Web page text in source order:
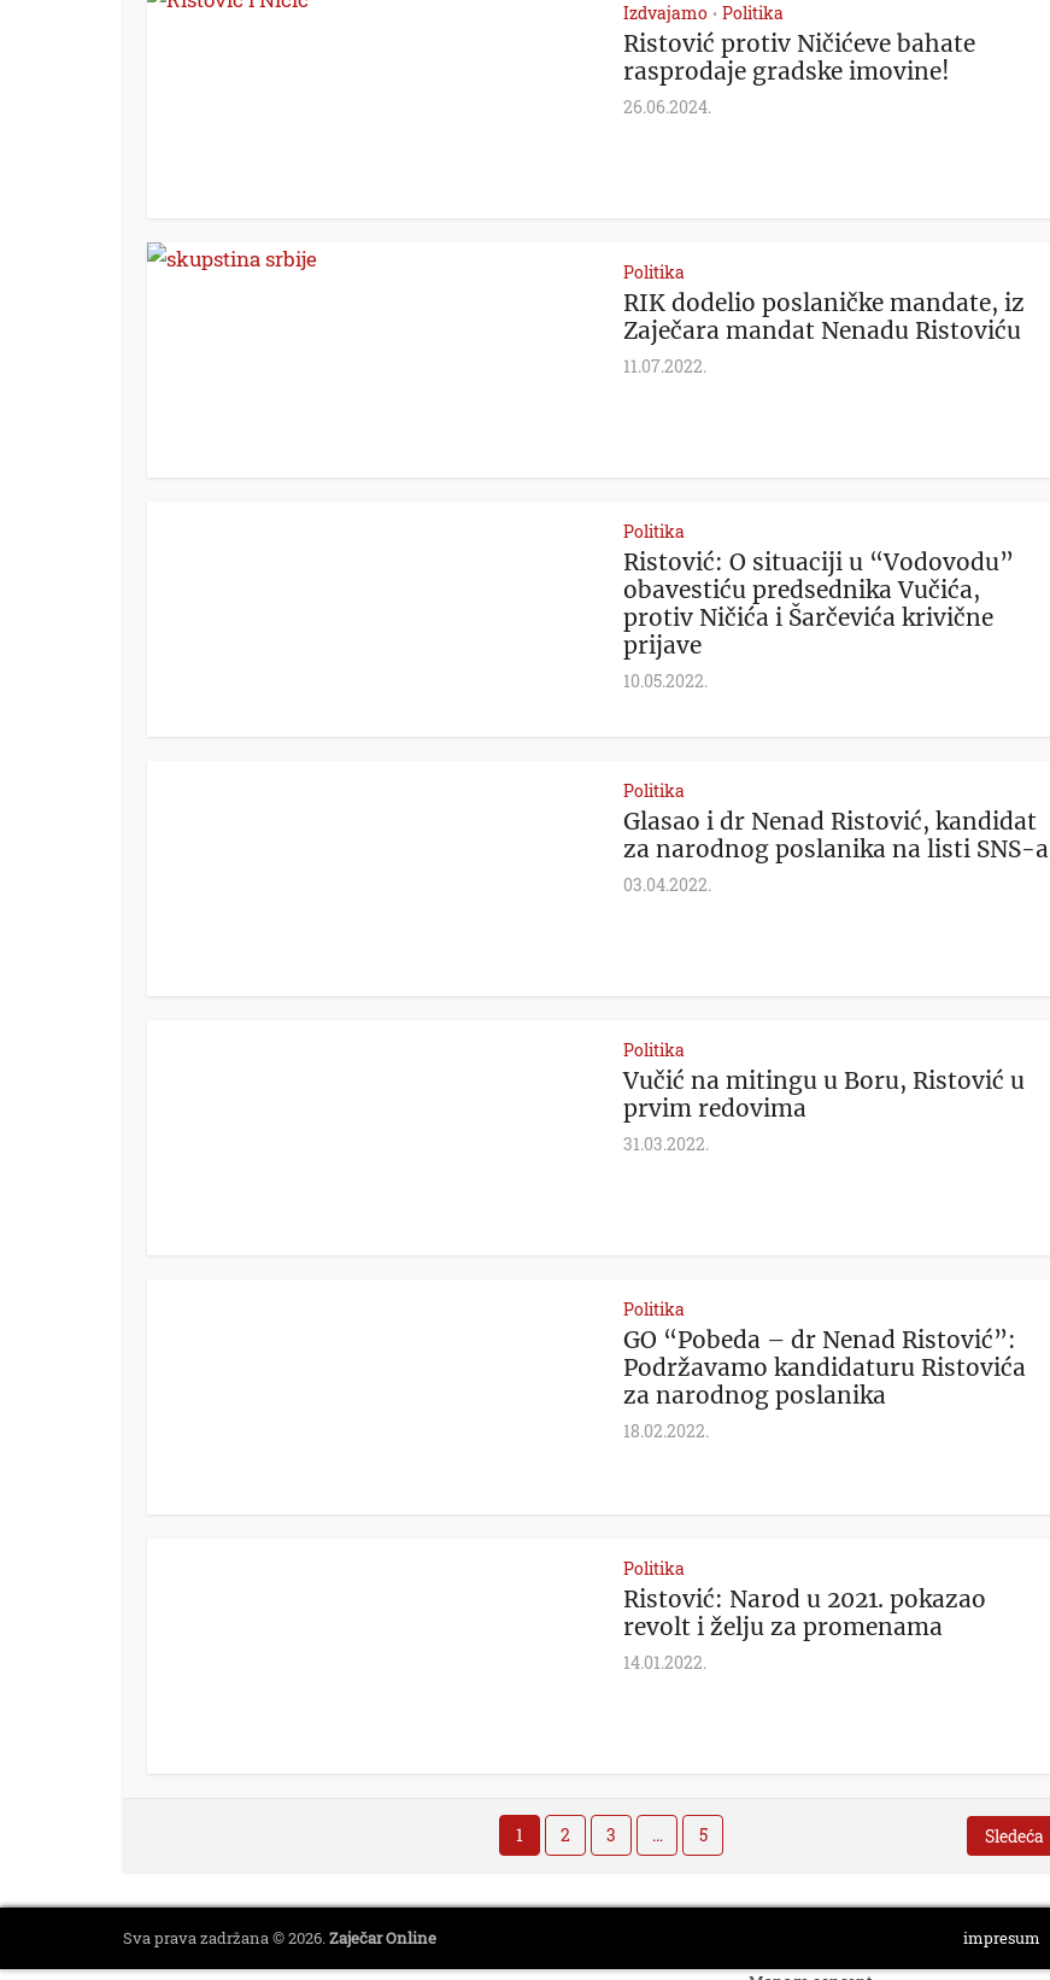
Izdvajamo • Politika
Ristović protiv Ničićeve bahate
rasprodaje gradske imovine!
26.06.2024.
Politika
RIK dodelio poslaničke mandate, iz
Zaječara mandat Nenadu Ristoviću
11.07.2022.
Politika
Ristović: O situaciji u “Vodovodu”
obavestiću predsednika Vučića,
protiv Ničića i Šarčevića krivične
prijave
10.05.2022.
Politika
Glasao i dr Nenad Ristović, kandidat
za narodnog poslanika na listi SNS-a
03.04.2022.
Politika
Vučić na mitingu u Boru, Ristović u
prvim redovima
31.03.2022.
Politika
GO “Pobeda – dr Nenad Ristović”:
Podržavamo kandidaturu Ristovića
za narodnog poslanika
18.02.2022.
Politika
Ristović: Narod u 2021. pokazao
revolt i želju za promenama
14.01.2022.
1 2 3 … 5 Sledeća
Sva prava zadržana © 2026.Zaječar Online impresum